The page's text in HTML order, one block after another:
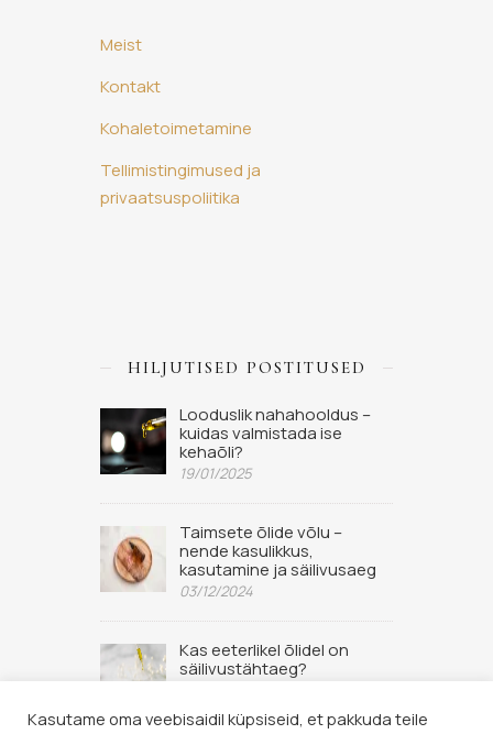
Meist
Kontakt
Kohaletoimetamine
Tellimistingimused ja
privaatsuspoliitika
HILJUTISED POSTITUSED
Looduslik nahahooldus –
kuidas valmistada ise
kehaõli?
19/01/2025
Taimsete õlide võlu –
nende kasulikkus,
kasutamine ja säilivusaeg
03/12/2024
Kas eeterlikel õlidel on
säilivustähtaeg?
Kasutame oma veebisaidil küpsiseid, et pakkuda teile